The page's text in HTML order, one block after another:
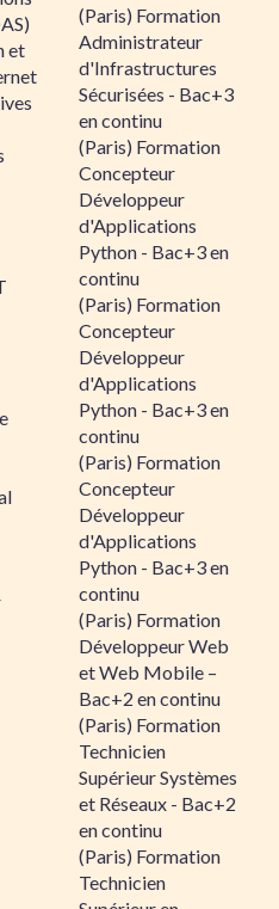
et
(Paris) Formation
Administrateur
d'Infrastructures
Sécurisées - Bac+3
en continu
(Paris) Formation
Concepteur
Développeur
d'Applications
Python - Bac+3 en
continu
(Paris) Formation
Concepteur
Développeur
d'Applications
Python - Bac+3 en
continu
(Paris) Formation
Concepteur
Développeur
d'Applications
Python - Bac+3 en
continu
(Paris) Formation
Développeur Web
et Web Mobile –
Bac+2 en continu
(Paris) Formation
Technicien
Supérieur Systèmes
et Réseaux - Bac+2
en continu
(Paris) Formation
Technicien